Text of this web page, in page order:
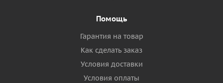
Помощь
Гарантия на товар
Как сделать заказ
Условия доставки
Условия оплаты